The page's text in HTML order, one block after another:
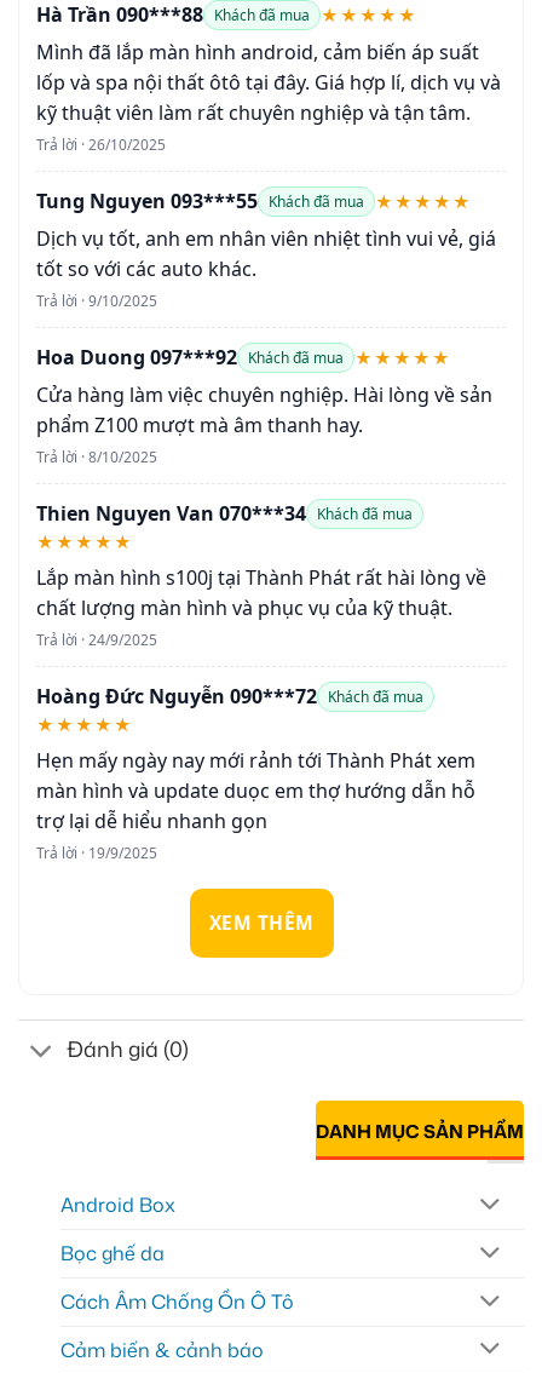
Hà Trần 090***88 Khách đã mua ★★★★★
Mình đã lắp màn hình android, cảm biến áp suất
lốp và spa nội thất ôtô tại đây. Giá hợp lí, dịch vụ và
kỹ thuật viên làm rất chuyên nghiệp và tận tâm.
Trả lời · 26/10/2025
Tung Nguyen 093***55 Khách đã mua ★★★★★
Dịch vụ tốt, anh em nhân viên nhiệt tình vui vẻ, giá
tốt so với các auto khác.
Trả lời · 9/10/2025
Hoa Duong 097***92 Khách đã mua ★★★★★
Cửa hàng làm việc chuyên nghiệp. Hài lòng về sản
phẩm Z100 mượt mà âm thanh hay.
Trả lời · 8/10/2025
Thien Nguyen Van 070***34 Khách đã mua
★★★★★
Lắp màn hình s100j tại Thành Phát rất hài lòng về
chất lượng màn hình và phục vụ của kỹ thuật.
Trả lời · 24/9/2025
Hoàng Đức Nguyễn 090***72 Khách đã mua
★★★★★
Hẹn mấy ngày nay mới rảnh tới Thành Phát xem
màn hình và update duọc em thợ hướng dẫn hỗ
trợ lại dễ hiểu nhanh gọn
Trả lời · 19/9/2025
XEM THÊM
Đánh giá (0)
DANH MỤC SẢN PHẨM
Android Box
Bọc ghế da
Cách Âm Chống Ồn Ô Tô
Cảm biến & cảnh báo